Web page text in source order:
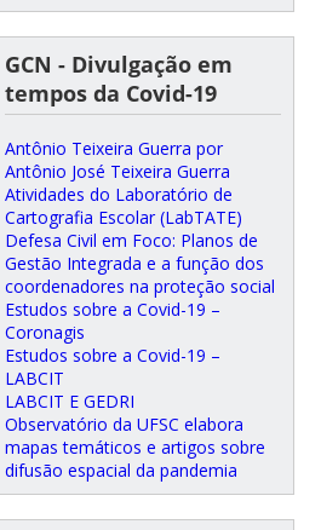
GCN - Divulgação em
tempos da Covid-19
Antônio Teixeira Guerra por
Antônio José Teixeira Guerra
Atividades do Laboratório de
Cartografia Escolar (LabTATE)
Defesa Civil em Foco: Planos de
Gestão Integrada e a função dos
coordenadores na proteção social
Estudos sobre a Covid-19 –
Coronagis
Estudos sobre a Covid-19 –
LABCIT
LABCIT E GEDRI
Observatório da UFSC elabora
mapas temáticos e artigos sobre
difusão espacial da pandemia